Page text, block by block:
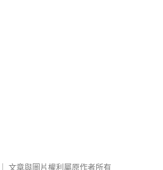
文章與圖片權利屬原作者所有